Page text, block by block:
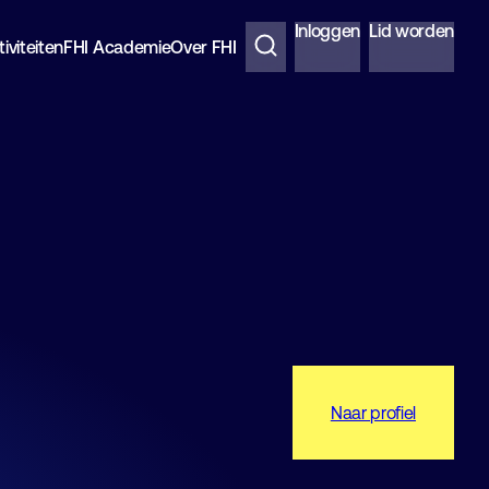
FHI AcademieOver FHI
Inloggen Lid worden
Naar profiel